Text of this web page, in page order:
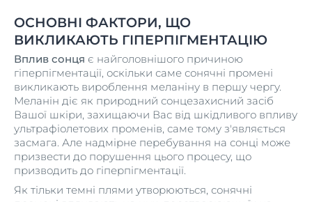
ОСНОВНІ ФАКТОРИ, ЩО
ВИКЛИКАЮТЬ ГІПЕРПІГМЕНТАЦІЮ
Вплив сонця є найголовнішого причиною
гіперпігментації, оскільки саме сонячні промені
викликають вироблення меланіну в першу чергу.
Меланін діє як природний сонцезахисний засіб
Вашої шкіри, захищаючи Вас від шкідливого впливу
ультрафіолетових променів, саме тому з'являється
засмага. Але надмірне перебування на сонці може
призвести до порушення цього процесу, що
призводить до гіперпігментації.
Як тільки темні плями утворюються, сонячні